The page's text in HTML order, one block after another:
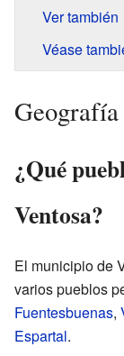
Ver también
Véase
¿Qué
Ventosa?
El municipio de
varios pueblos
Fuentesbuenas,
Espartal.